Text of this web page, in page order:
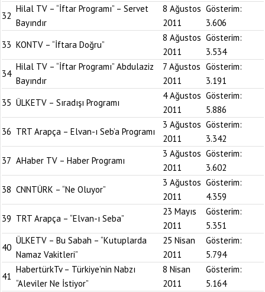
32
Hilal TV – “İftar Programı” – Servet
Bayındır
8 Ağustos
2011
Gösterim:
3.606
33 KONTV – “İftara Doğru”
8 Ağustos
2011
Gösterim:
3.534
34
Hilal TV – “İftar Programı” Abdulaziz
Bayındır
7 Ağustos
2011
Gösterim:
3.191
35 ÜLKETV – Sıradışı Programı
4 Ağustos
2011
Gösterim:
5.886
36 TRT Arapça – Elvan-ı Seb’a Programı
3 Ağustos
2011
Gösterim:
3.342
37 AHaber TV – Haber Programı
3 Ağustos
2011
Gösterim:
3.602
38 CNNTÜRK – “Ne Oluyor”
3 Ağustos
2011
Gösterim:
4.359
39 TRT Arapça – “Elvan-ı Seba”
23 Mayıs
2011
Gösterim:
5.351
40
ÜLKETV – Bu Sabah – “Kutuplarda
Namaz Vakitleri”
25 Nisan
2011
Gösterim:
5.794
41
HabertürkTv – Türkiye’nin Nabzı
“Aleviler Ne İstiyor”
8 Nisan
2011
Gösterim:
5.164